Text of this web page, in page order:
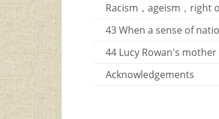
Racism，ageism，right
43 When a sense of
44 Lucy Rowan's mother
Acknowledgements